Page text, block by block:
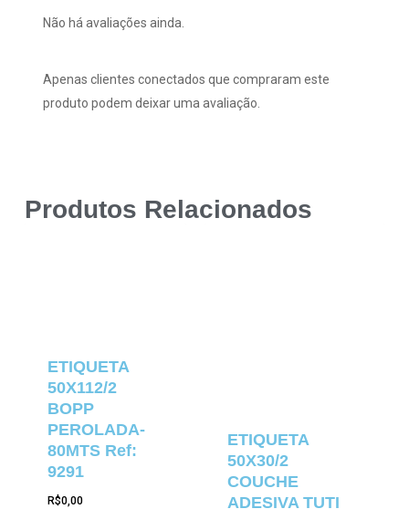
Não há avaliações ainda.
Apenas clientes conectados que compraram este
produto podem deixar uma avaliação.
Produtos Relacionados
ETIQUETA
50X112/2
BOPP
PEROLADA-
80MTS Ref:
9291
R$0,00
ETIQUETA
50X30/2
COUCHE
ADESIVA TUTI